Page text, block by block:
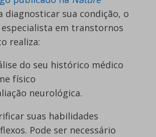
diagnosticar sua condição, o
em transtornos
realiza:
do seu histórico médico
físico
neurológica.
suas habilidades
Pode ser necessário